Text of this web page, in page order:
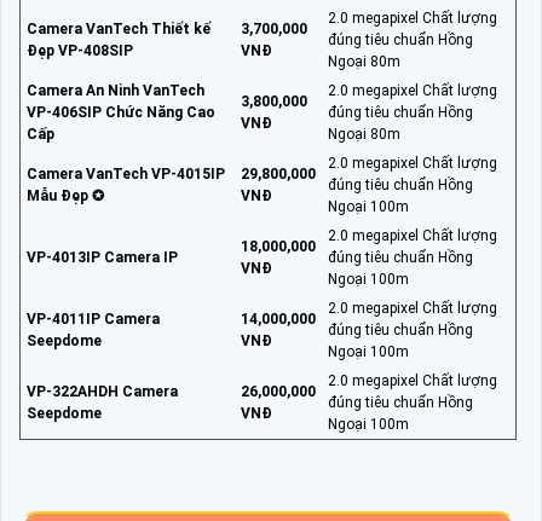
Camera VanTech Thiết kế
Đẹp VP-408SIP
3,700,000
VNĐ
2.0 megapixel Chất lượng
đúng tiêu chuẩn Hồng
Ngoại 80m
Camera An Ninh VanTech
VP-406SIP Chức Năng Cao
Cấp
3,800,000
VNĐ
2.0 megapixel Chất lượng
đúng tiêu chuẩn Hồng
Ngoại 80m
Camera VanTech VP-4015IP
Mẫu Đẹp ✪
29,800,000
VNĐ
2.0 megapixel Chất lượng
đúng tiêu chuẩn Hồng
Ngoại 100m
VP-4013IP Camera IP
18,000,000
VNĐ
2.0 megapixel Chất lượng
đúng tiêu chuẩn Hồng
Ngoại 100m
VP-4011IP Camera
Seepdome
14,000,000
VNĐ
2.0 megapixel Chất lượng
đúng tiêu chuẩn Hồng
Ngoại 100m
VP-322AHDH Camera
Seepdome
26,000,000
VNĐ
2.0 megapixel Chất lượng
đúng tiêu chuẩn Hồng
Ngoại 100m